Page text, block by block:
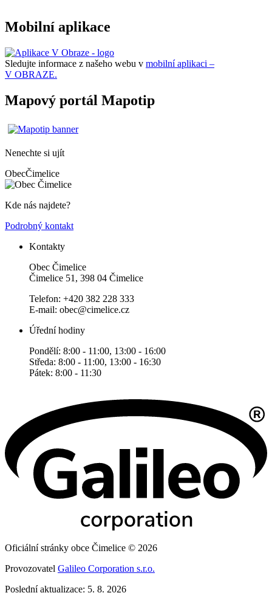
Mobilní aplikace
Sledujte informace z našeho webu v mobilní aplikaci –
V OBRAZE.
Mapový portál Mapotip
Nenechte si ujít
ObecČimelice
Kde nás najdete?
Podrobný kontakt
Kontakty
Obec Čimelice
Čimelice 51, 398 04 Čimelice
Telefon: +420 382 228 333
E-mail: obec@cimelice.cz
Úřední hodiny
Pondělí: 8:00 - 11:00, 13:00 - 16:00
Středa: 8:00 - 11:00, 13:00 - 16:30
Pátek: 8:00 - 11:30
Oficiální stránky obce Čimelice © 2026
Provozovatel Galileo Corporation s.r.o.
Poslední aktualizace: 5. 8. 2026